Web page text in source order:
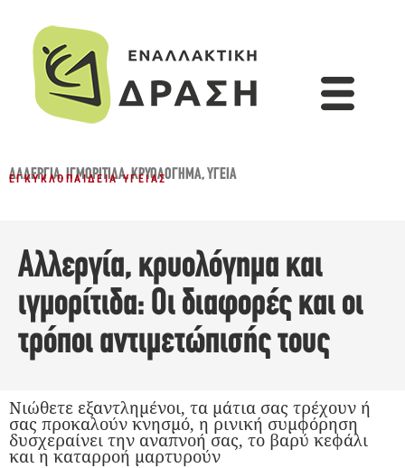
ΑΛΛΕΡΓΊΑ,ΙΓΜΟΡΊΤΙΔΑ,ΚΡΥΟΛΌΓΗΜΑ,ΥΓΕΊΑ
ΕΓΚΥΚΛΟΠΑΊΔΕΙΑ ΥΓΕΊΑΣ
Αλλεργία, κρυολόγημα και
ιγμορίτιδα: Οι διαφορές και οι
τρόποι αντιμετώπισής τους
Νιώθετε εξαντλημένοι, τα μάτια σας τρέχουν ή
σας προκαλούν κνησμό, η ρινική συμφόρηση
δυσχεραίνει την αναπνοή σας, το βαρύ κεφάλι
και η καταρροή μαρτυρούν